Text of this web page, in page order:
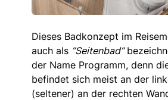
Dieses Badkonzept im
auch als ”Seitenbad”
der Name Programm, denn
befindet sich meist an der
(seltener) an der rechten